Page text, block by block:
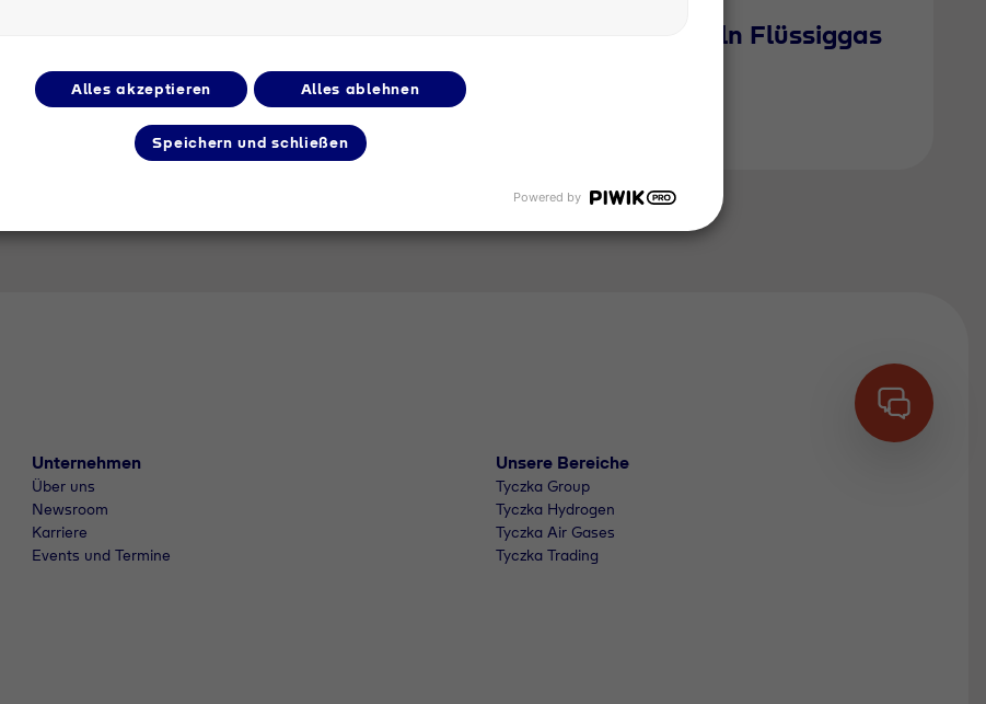
Service und Wartung
Technische Regeln Flüssiggas
Unternehmen
Über uns
Newsroom
Karriere
Events und Termine
Unsere Bereiche
Tyczka Group
Tyczka Hydrogen
Tyczka Air Gases
Tyczka Trading
Alles akzeptieren Alles ablehnen
Speichern und schließen
Powered by